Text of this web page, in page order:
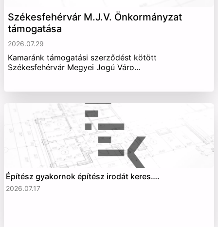
Székesfehérvár M.J.V. Önkormányzat
támogatása
2026.07.29
Kamaránk támogatási szerződést kötött
Székesfehérvár Megyei Jogú Váro…
Építész gyakornok építész irodát keres….
2026.07.17